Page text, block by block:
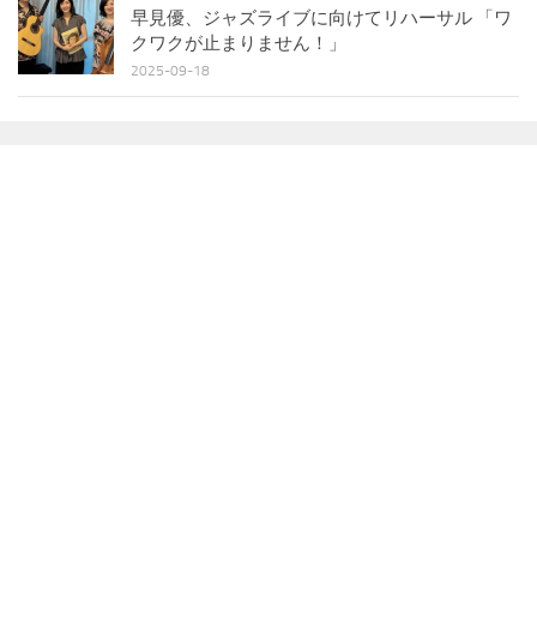
早見優、ジャズライブに向けてリハーサル 「ワ
クワクが止まりません！」
2025-09-18